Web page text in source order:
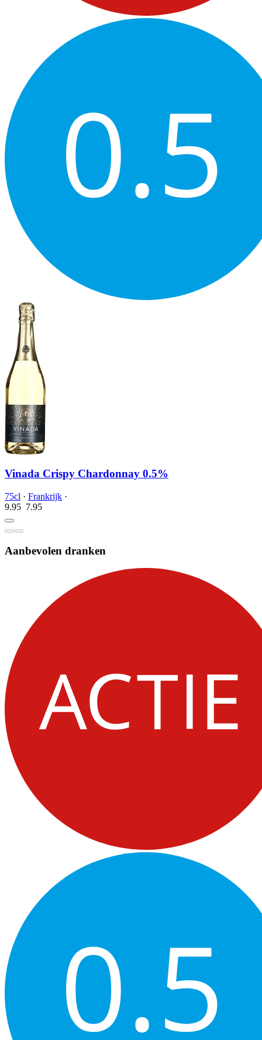
Vinada Crispy Chardonnay 0.5%
75cl · Frankrijk ·
9.95 7.95
Aanbevolen dranken